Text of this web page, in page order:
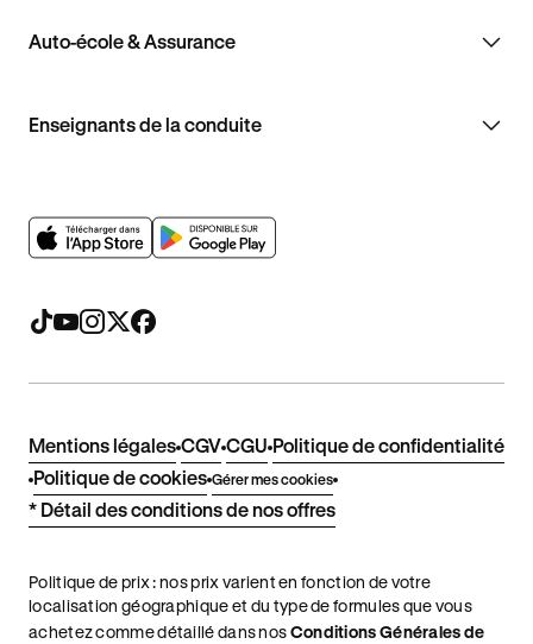
Auto-école & Assurance
Enseignants de la conduite
Mentions légales CGV CGU Politique de confidentialité
Politique de cookies Gérer mes cookies
* Détail des conditions de nos offres
Politique de prix : nos prix varient en fonction de votre
localisation géographique et du type de formules que vous
achetez comme détaillé dans nosConditions Générales de